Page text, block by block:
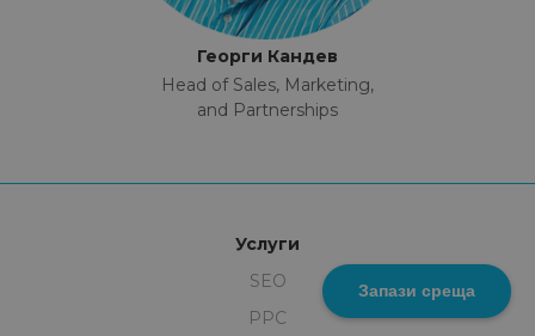
Запази среща
Георги Кандев
Head of Sales, Marketing,
and Partnerships
Услуги
SEO
PPC